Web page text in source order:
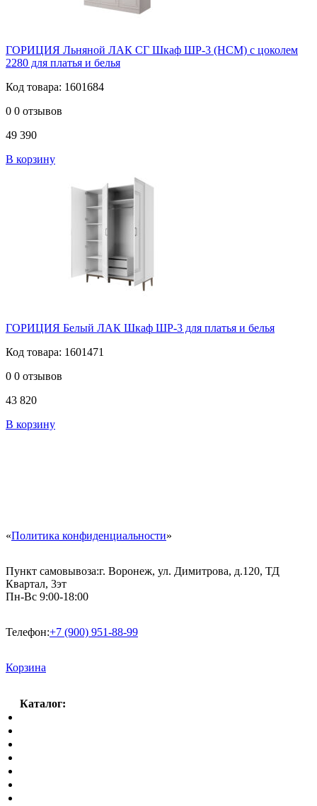
ГОРИЦИЯ Льняной ЛАК СГ Шкаф ШР-3 (НСМ) с цоколем
2280 для платья и белья
Код товара: 1601684
0 0 отзывов
49 390
В корзину
ГОРИЦИЯ Белый ЛАК Шкаф ШР-3 для платья и белья
Код товара: 1601471
0 0 отзывов
43 820
В корзину
«Политика конфиденциальности»
Пункт самовывоза:г. Воронеж, ул. Димитрова, д.120, ТД
Квартал, 3эт
Пн-Вс 9:00-18:00
Телефон:+7 (900) 951-88-99
Корзина
Каталог: